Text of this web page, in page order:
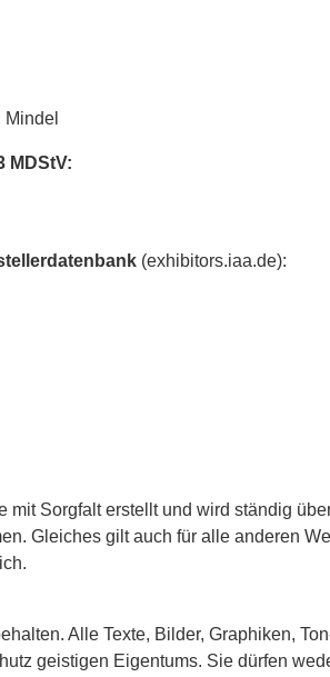
MDStV:
(exhibitors.iaa.de):
mit Sorgfalt erstellt und wird ständig
Gleiches gilt auch für alle anderen
Alle Texte, Bilder, Graphiken,
geistigen Eigentums. Sie dürfen